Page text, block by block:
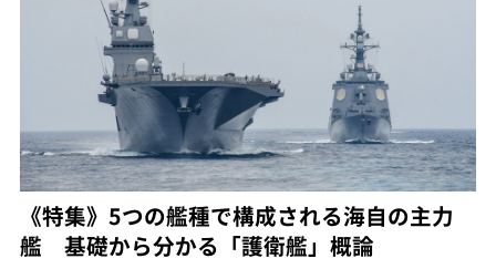
《特集》5つの艦種で構成される海自の主力
艦 基礎から分かる「護衛艦」概論